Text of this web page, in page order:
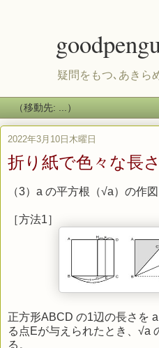
疑問をもつ､あきらめ
2022年3月10日木曜日
折り紙で色々な長さ
（3）a の平方根（√a）の作図
［方法1］
正方形ABCD の1辺の長さを
る点Eが与えられたとき、√a
る。